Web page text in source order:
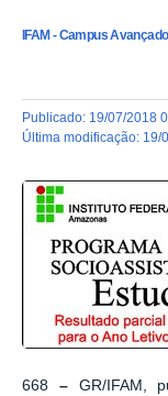
IFAM - Campus
publicado: 19/07/2018
última modificação: 19/
668 – GR/IFAM,